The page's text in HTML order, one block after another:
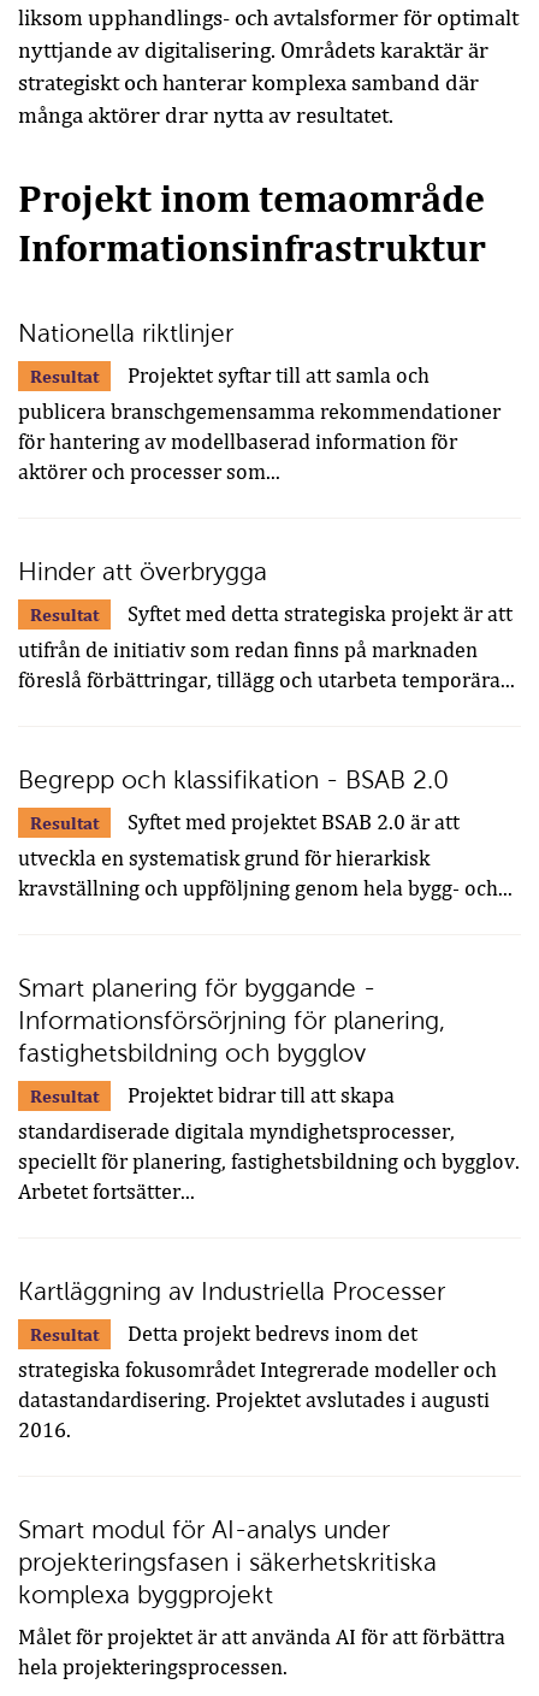
liksom upphandlings- och avtalsformer för optimalt
nyttjande av digitalisering. Områdets karaktär är
strategiskt och hanterar komplexa samband där
många aktörer drar nytta av resultatet.
Projekt inom temaområde
Informationsinfrastruktur
Nationella riktlinjer
Resultat
Projektet syftar till att samla och
publicera branschgemensamma rekommendationer
för hantering av modellbaserad information för
aktörer och processer som...
Hinder att överbrygga
Resultat
Syftet med detta strategiska projekt är att
utifrån de initiativ som redan finns på marknaden
föreslå förbättringar, tillägg och utarbeta temporära...
Begrepp och klassifikation - BSAB 2.0
Resultat
Syftet med projektet BSAB 2.0 är att
utveckla en systematisk grund för hierarkisk
kravställning och uppföljning genom hela bygg- och...
Smart planering för byggande -
Informationsförsörjning för planering,
fastighetsbildning och bygglov
Resultat
Projektet bidrar till att skapa
standardiserade digitala myndighetsprocesser,
speciellt för planering, fastighetsbildning och bygglov.
Arbetet fortsätter...
Kartläggning av Industriella Processer
Resultat
Detta projekt bedrevs inom det
strategiska fokusområdet Integrerade modeller och
datastandardisering. Projektet avslutades i augusti
2016.
Smart modul för AI-analys under
projekteringsfasen i säkerhetskritiska
komplexa byggprojekt
Målet för projektet är att använda AI för att förbättra
hela projekteringsprocessen.